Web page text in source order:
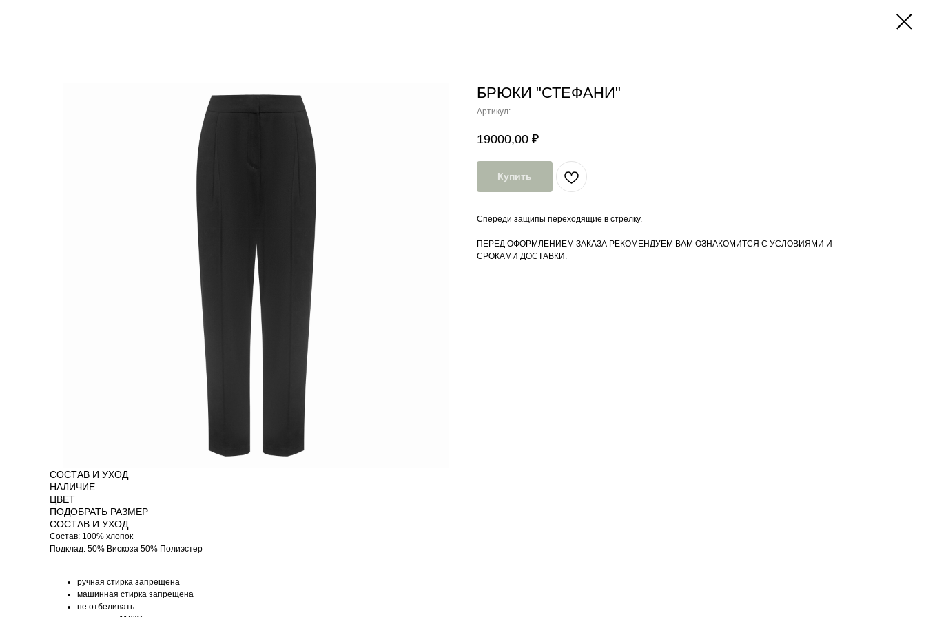
БРЮКИ "СТЕФАНИ"
Артикул:
19000,00 ₽
Купить
Спереди защипы переходящие в стрелку.
ПЕРЕД ОФОРМЛЕНИЕМ ЗАКАЗА РЕКОМЕНДУЕМ ВАМ ОЗНАКОМИТСЯ С УСЛОВИЯМИ И
СРОКАМИ ДОСТАВКИ.
СОСТАВ И УХОД
НАЛИЧИЕ
ЦВЕТ
ПОДОБРАТЬ РАЗМЕР
СОСТАВ И УХОД
Состав: 100% хлопок
Подклад: 50% Вискоза 50% Полиэстер
ручная стирка запрещена
машинная стирка запрещена
не отбеливать